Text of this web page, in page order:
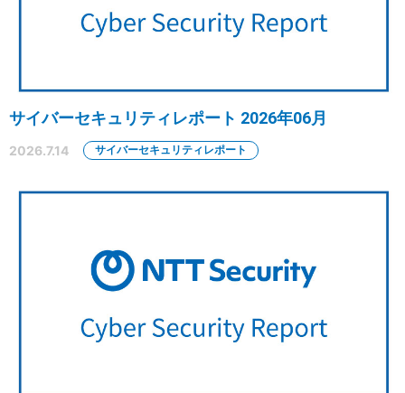
サイバーセキュリティレポート 2026年06月
2026.7.14 サイバーセキュリティレポート